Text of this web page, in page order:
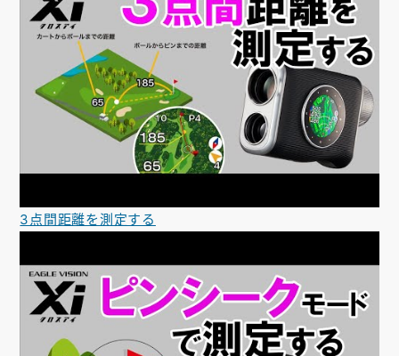
3点間距離を測定する